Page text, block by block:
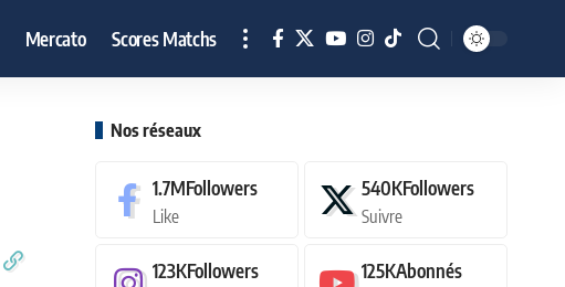
Mercato Scores Matchs
Nos réseaux
1.7MFollowers
Like
540KFollowers
Suivre
123KFollowers 125KAbonnés